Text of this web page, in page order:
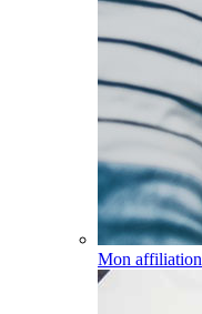
Mon affiliation